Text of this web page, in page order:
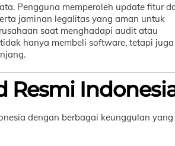
Pengguna memperoleh update fitur
jaminan legalitas yang aman untuk
saat menghadapi audit atau
hanya membeli software, tetapi juga
Resmi
dengan berbagai keunggulan yang